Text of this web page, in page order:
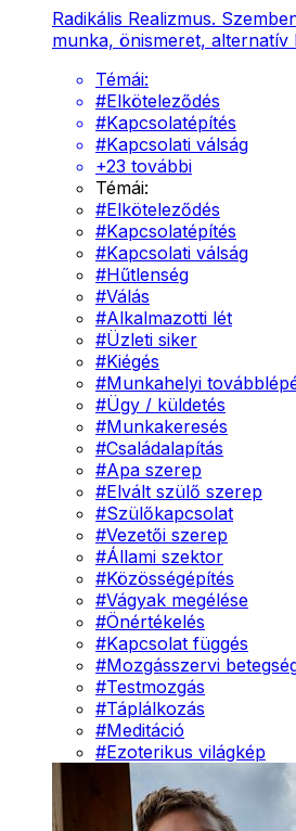
Radikális Realizmus.
munka, önismeret, alternatív
Témái:
#Elköteleződés
#Kapcsolatépítés
#Kapcsolati válság
+23 további
Témái:
#Elköteleződés
#Kapcsolatépítés
#Kapcsolati válság
#Hűtlenség
#Válás
#Alkalmazotti lét
#Üzleti siker
#Kiégés
#Munkahelyi
#Ügy / küldetés
#Munkakeresés
#Családalapítás
#Apa szerep
#Elvált szülő szerep
#Szülőkapcsolat
#Vezetői szerep
#Állami szektor
#Közösségépítés
#Vágyak megélése
#Önértékelés
#Kapcsolat függés
#Mozgásszervi
#Testmozgás
#Táplálkozás
#Meditáció
#Ezoterikus világkép